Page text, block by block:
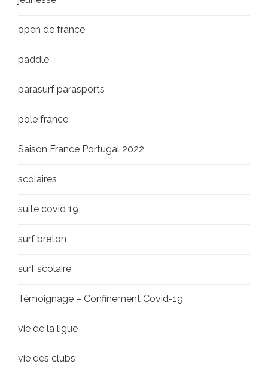
open de france
paddle
parasurf parasports
pole france
Saison France Portugal 2022
scolaires
suite covid 19
surf breton
surf scolaire
Témoignage – Confinement Covid-19
vie de la ligue
vie des clubs